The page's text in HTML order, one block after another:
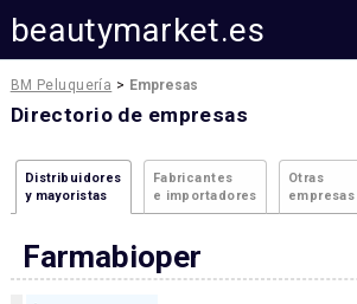
beautymarket.es
BM Peluquería > Empresas
Directorio de empresas
Distribuidores
y mayoristas
Fabricantes
e importadores
Otras
empresas
Farmabioper